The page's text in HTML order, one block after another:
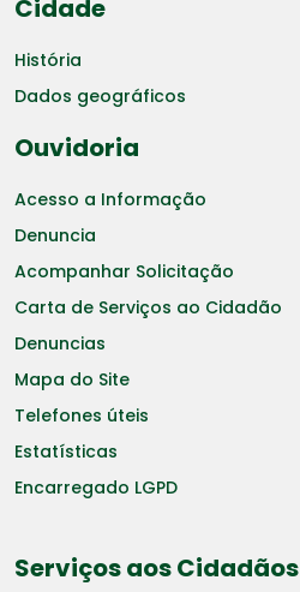
Cidade
História
Dados geográficos
Ouvidoria
Acesso a Informação
Denuncia
Acompanhar Solicitação
Carta de Serviços ao Cidadão
Denuncias
Mapa do Site
Telefones úteis
Estatísticas
Encarregado LGPD
Serviços aos Cidadãos